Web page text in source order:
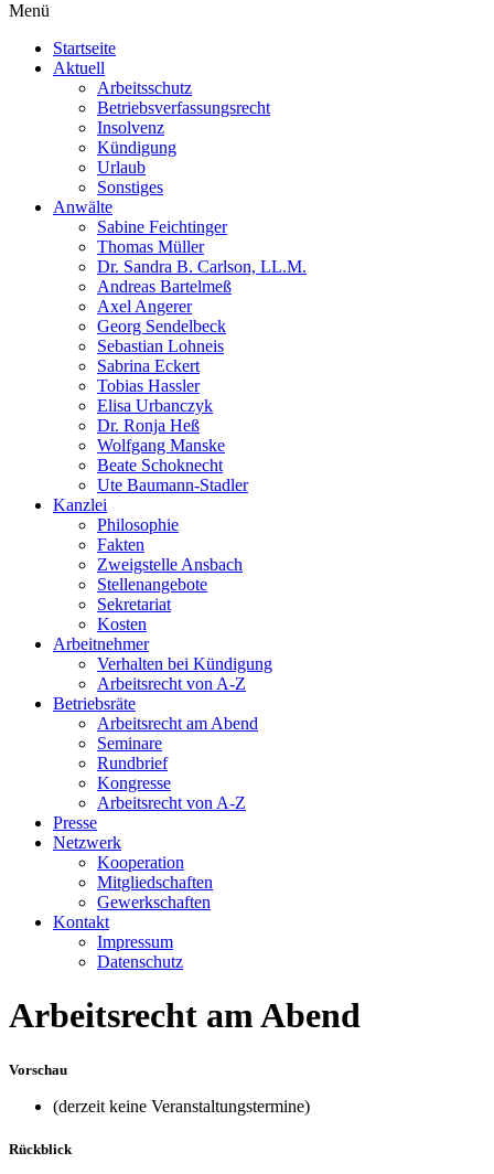
Menü
Startseite
Aktuell
Arbeitsschutz
Betriebsverfassungsrecht
Insolvenz
Kündigung
Urlaub
Sonstiges
Anwälte
Sabine Feichtinger
Thomas Müller
Dr. Sandra B. Carlson, LL.M.
Andreas Bartelmeß
Axel Angerer
Georg Sendelbeck
Sebastian Lohneis
Sabrina Eckert
Tobias Hassler
Elisa Urbanczyk
Dr. Ronja Heß
Wolfgang Manske
Beate Schoknecht
Ute Baumann-Stadler
Kanzlei
Philosophie
Fakten
Zweigstelle Ansbach
Stellenangebote
Sekretariat
Kosten
Arbeitnehmer
Verhalten bei Kündigung
Arbeitsrecht von A-Z
Betriebsräte
Arbeitsrecht am Abend
Seminare
Rundbrief
Kongresse
Arbeitsrecht von A-Z
Presse
Netzwerk
Kooperation
Mitgliedschaften
Gewerkschaften
Kontakt
Impressum
Datenschutz
Arbeitsrecht am Abend
Vorschau
(derzeit keine Veranstaltungstermine)
Rückblick